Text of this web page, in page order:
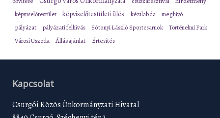
képviselőtestület képviselőtestületi ülés kézilabda meghívó
pályázat pályázati felhívás Sótonyi László Sportcsarnok
Történelmi Park
Városi Uszoda
Állásajánlat Értesítés
Kapcsolat
Csurgói Közös Önkormányzati Hivatal